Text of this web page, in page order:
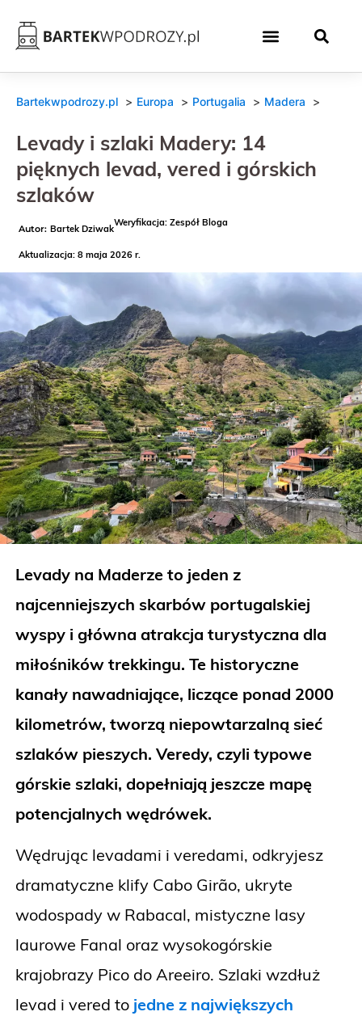
Bartekwpodrozy.pl Europa Portugalia Madera
Levady i szlaki Madery: 14
pięknych levad, vered i górskich
szlaków
Bartek Dziwak
Weryfikacja: Zespół Bloga
Aktualizacja: 8 maja 2026 r.
Levady na Maderze to jeden z
najcenniejszych skarbów portugalskiej
wyspy i główna atrakcja turystyczna dla
miłośników trekkingu. Te historyczne
kanały nawadniające, liczące ponad 2000
kilometrów, tworzą niepowtarzalną sieć
szlaków pieszych. Veredy, czyli typowe
górskie szlaki, dopełniają jeszcze mapę
potencjalnych wędrówek.
Wędrując levadami i veredami, odkryjesz
dramatyczne klify Cabo Girão, ukryte
wodospady w Rabacal, mistyczne lasy
laurowe Fanal oraz wysokogórskie
krajobrazy Pico do Areeiro. Szlaki wzdłuż
levad i vered to jedne z największych